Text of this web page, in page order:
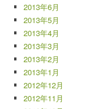
2013年6月
2013年5月
2013年4月
2013年3月
2013年2月
2013年1月
2012年12月
2012年11月